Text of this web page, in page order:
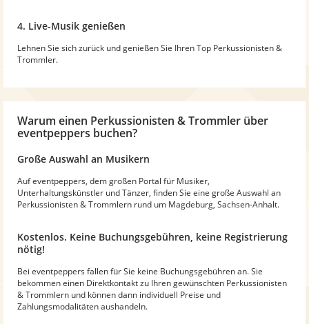
4. Live-Musik genießen
Lehnen Sie sich zurück und genießen Sie Ihren Top Perkussionisten &
Trommler.
Warum einen Perkussionisten & Trommler über
eventpeppers buchen?
Große Auswahl an Musikern
Auf eventpeppers, dem großen Portal für Musiker,
Unterhaltungskünstler und Tänzer, finden Sie eine große Auswahl an
Perkussionisten & Trommlern rund um Magdeburg, Sachsen-Anhalt.
Kostenlos. Keine Buchungsgebühren, keine Registrierung
nötig!
Bei eventpeppers fallen für Sie keine Buchungsgebühren an. Sie
bekommen einen Direktkontakt zu Ihren gewünschten Perkussionisten
& Trommlern und können dann individuell Preise und
Zahlungsmodalitäten aushandeln.